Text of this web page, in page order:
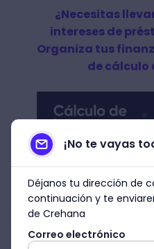
¿Necesitas
intereses de
Organiza tus
de cálculo
¡No te vayas
Déjanos tu dirección de
continuación y te
de Crehana
Correo electrónico